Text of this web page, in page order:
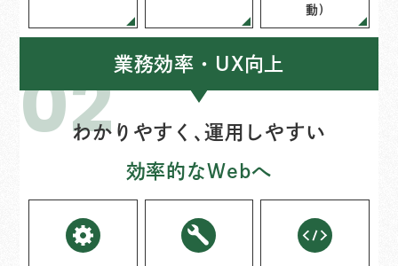
動)
業務効率・UX向上
わかりやすく､運用しやすい
効率的なWebへ